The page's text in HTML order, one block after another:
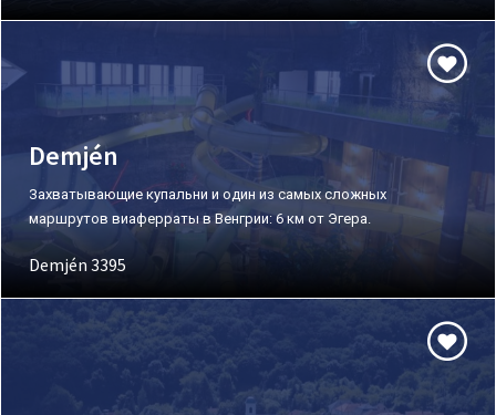
Demjén
Захватывающие купальни и один из самых сложных
маршрутов виаферраты в Венгрии: 6 км от Эгера.
Demjén 3395